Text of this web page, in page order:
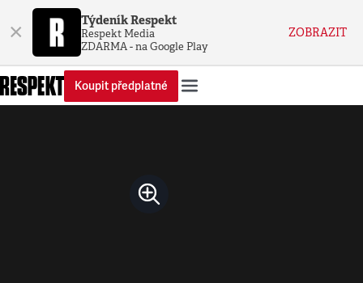
× Týdeník Respekt
Respekt Media
ZDARMA - na Google Play
ZOBRAZIT
Koupit předplatné